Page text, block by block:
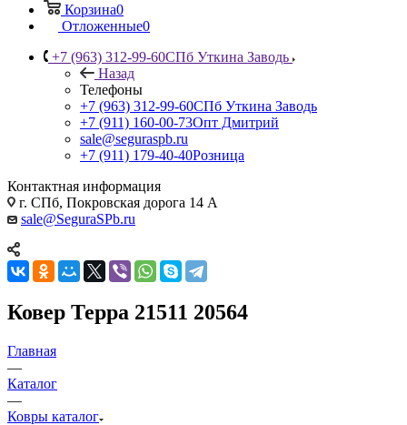
Корзина0
Отложенные0
+7 (963) 312-99-60СПб Уткина Заводь
Назад
Телефоны
+7 (963) 312-99-60СПб Уткина Заводь
+7 (911) 160-00-73Опт Дмитрий
sale@seguraspb.ru
+7 (911) 179-40-40Розница
Контактная информация
г. СПб, Покровская дорога 14 А
sale@SeguraSPb.ru
Ковер Терра 21511 20564
Главная
—
Каталог
—
Ковры каталог